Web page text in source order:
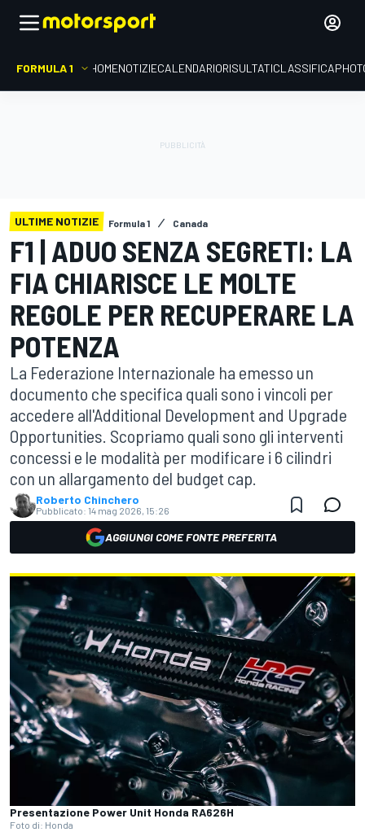
FORMULA 1 HOMENOTIZIECALENDARIORISULTATICLASSIFICA
ULTIME NOTIZIE Formula 1 Canada
F1 | ADUO SENZA SEGRETI: LA
FIA CHIARISCE LE MOLTE
REGOLE PER RECUPERARE LA
POTENZA
La Federazione Internazionale ha emesso un
documento che specifica quali sono i vincoli per
accedere all'Additional Development and Upgrade
Opportunities. Scopriamo quali sono gli interventi
concessi e le modalità per modificare i 6 cilindri
con un allargamento del budget cap.
Roberto Chinchero
Pubblicato: 14 mag 2026, 15:26
AGGIUNGI COME FONTE PREFERITA
Presentazione Power Unit Honda RA626H
Foto di: Honda